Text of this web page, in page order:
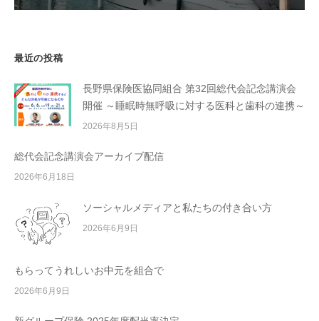
最近の投稿
長野県保険医協同組合 第32回総代会記念講演会
開催 ～睡眠時無呼吸に対する医科と歯科の連携～
2026年8月5日
総代会記念講演会アーカイブ配信
2026年6月18日
ソーシャルメディアと私たちの付き合い方
2026年6月9日
もらってうれしいお中元を組合で
2026年6月9日